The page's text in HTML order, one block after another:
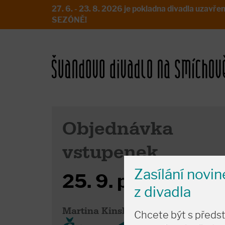
27. 6. - 23. 8. 2026 je pokladna divadla
SEZÓNĚ!
Objednávka
vstupenek
25. 9. pá 19:00
Martina Kinská
Zasílání
z divadla
Chcete být s